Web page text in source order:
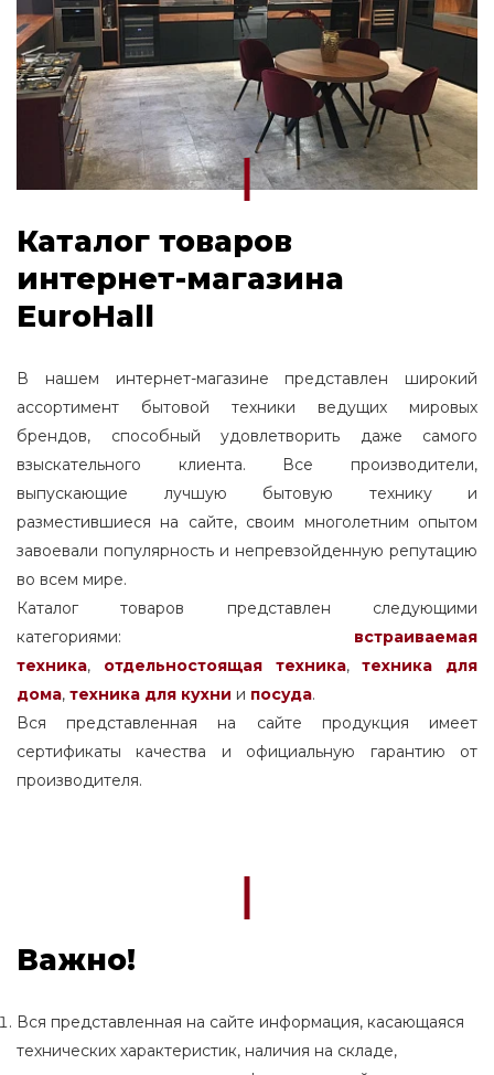
Каталог товаров
интернет-магазина
EuroHall
В нашем интернет-магазине представлен широкий
ассортимент бытовой техники ведущих мировых
брендов, способный удовлетворить даже самого
взыскательного клиента. Все производители,
выпускающие лучшую бытовую технику и
разместившиеся на сайте, своим многолетним опытом
завоевали популярность и непревзойденную репутацию
во всем мире.
Каталог товаров представлен следующими
категориями: встраиваемая
техника, отдельностоящаятехника,
техника для
дома, техника для кухни и посуда.
Вся представленная на сайте продукция имеет
сертификаты качества и официальную гарантию от
производителя.
Важно!
Вся представленная на сайте информация, касающаяся
технических характеристик, наличия на складе,